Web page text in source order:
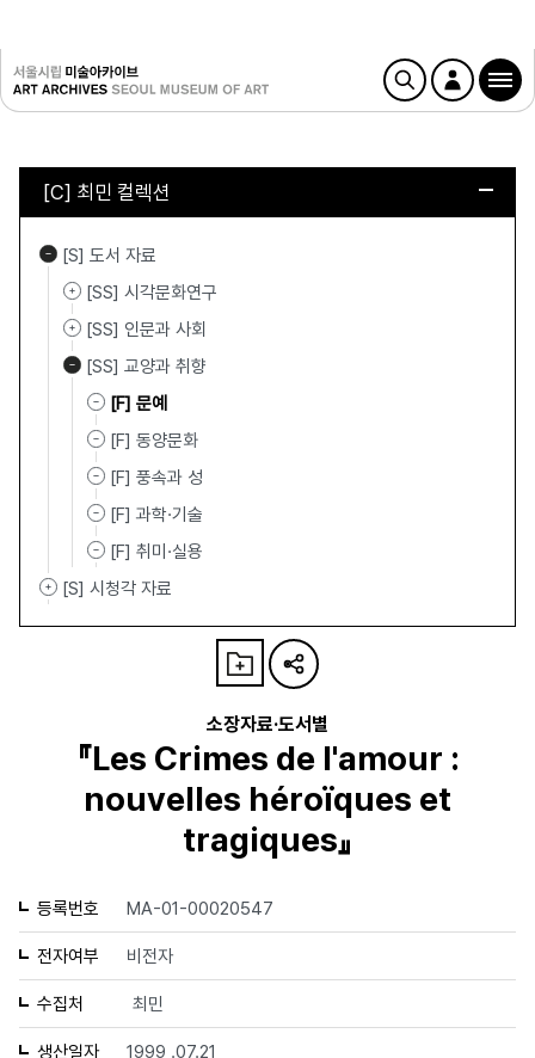
[C] 최민 컬렉션
[S] 도서 자료
[SS] 시각문화연구
[SS] 인문과 사회
[SS] 교양과 취향
[F] 문예
[F] 동양문화
[F] 풍속과 성
[F] 과학·기술
[F] 취미·실용
[S] 시청각 자료
소장자료·도서별
『Les Crimes de l'amour :
nouvelles héroïques et
tragiques』
등록번호 MA-01-00020547
전자여부 비전자
수집처 최민
생산일자 1999 .07.21